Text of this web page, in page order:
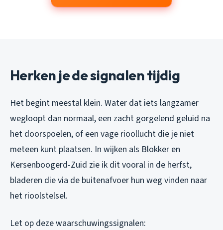
Herken je de signalen tijdig
Het begint meestal klein. Water dat iets langzamer
wegloopt dan normaal, een zacht gorgelend geluid na
het doorspoelen, of een vage rioollucht die je niet
meteen kunt plaatsen. In wijken als Blokker en
Kersenboogerd-Zuid zie ik dit vooral in de herfst,
bladeren die via de buitenafvoer hun weg vinden naar
het rioolstelsel.
Let op deze waarschuwingssignalen: